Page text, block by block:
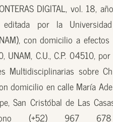
DIGITAL, vol. 18,
por la
con domicilio a
UNAM, C.U., C.P. 04510,
Multidisciplinarias sobre
domicilio en calle María
San Cristóbal de Las
(+52) 967